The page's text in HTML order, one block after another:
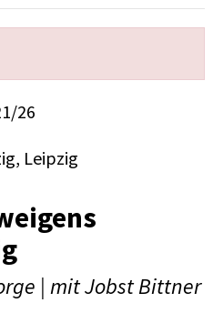
26
Leipzig
| mit Jobst Bittner